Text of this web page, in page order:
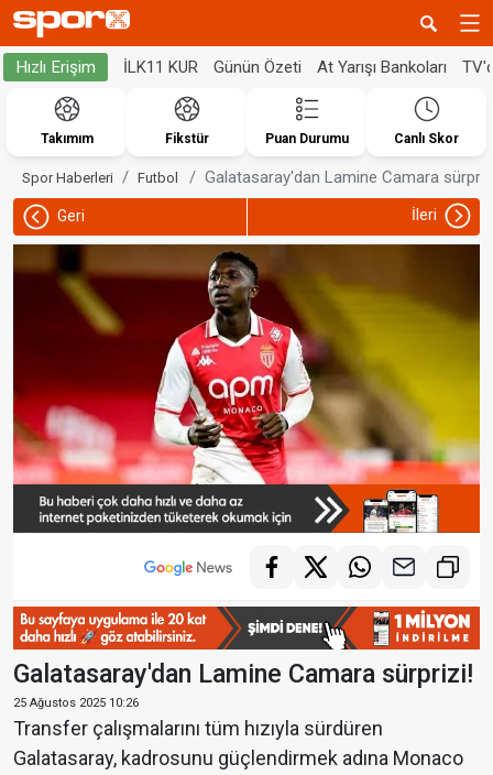
Hızlı Erişim İLK11 KUR Günün Özeti At Yarışı Bankoları
Takımım Fikstür Puan Durumu Canlı Skor
Spor Haberleri Futbol Galatasaray'dan Lamine Camara
Geri İleri
Galatasaray'dan Lamine Camara sürprizi!
25 Ağustos 2025 10:26
Transfer çalışmalarını tüm hızıyla sürdüren
Galatasaray, kadrosunu güçlendirmek adına Monaco